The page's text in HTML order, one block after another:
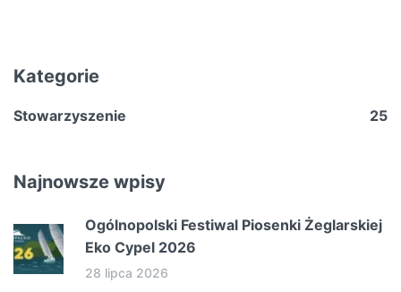
Kategorie
Stowarzyszenie 25
Najnowsze wpisy
Ogólnopolski Festiwal Piosenki Żeglarskiej
Eko Cypel 2026
28 lipca 2026